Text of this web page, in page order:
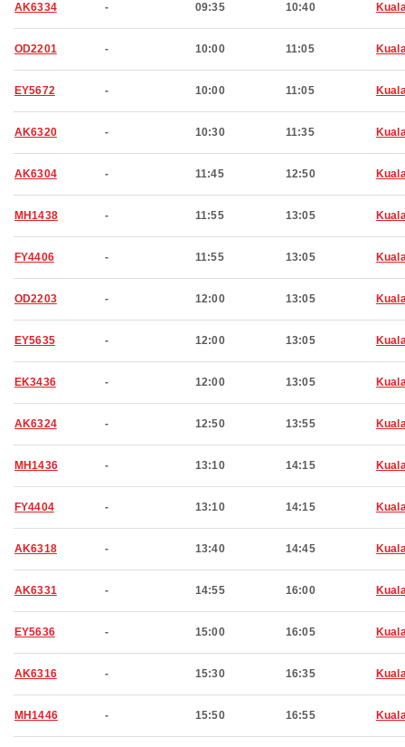
AK6334 - 09:35 10:40
OD2201 - 10:00 11:05
EY5672 - 10:00 11:05
AK6320 - 10:30 11:35
AK6304 - 11:45 12:50
MH1438 - 11:55 13:05
FY4406 - 11:55 13:05
OD2203 - 12:00 13:05
EY5635 - 12:00 13:05
EK3436 - 12:00 13:05
AK6324 - 12:50 13:55
MH1436 - 13:10 14:15
FY4404 - 13:10 14:15
AK6318 - 13:40 14:45
AK6331 - 14:55 16:00
EY5636 - 15:00 16:05
AK6316 - 15:30 16:35
MH1446 - 15:50 16:55